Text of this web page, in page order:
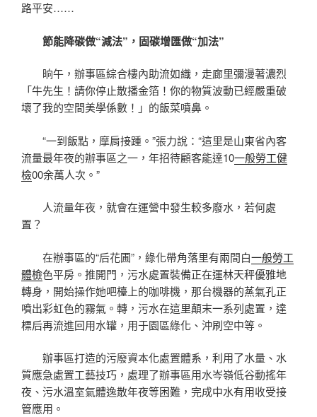
路平安……
節能降碳做“減法”，固碳增匯做“加法”
晌午，辦事區綜合樓內助流如織，走廊里彌漫著濃烈
「牛先生！請你停止散播金箔！你的物質波動已經嚴重破
壞了我的空間美學係數！」的飯菜噴鼻。
“一到飯點，摩肩接踵。”張力說：“這里是山東省內客
流量最年夜的辦事區之一，年招待顧客能達10一般勞工健
檢00余萬人次。”
人流量年夜，就會在運營中發生較多廢水，若何處
置？
在辦事區的“后花圃”，綠化帶角落里有兩間白一般勞工
體檢色平房。推開門，污水處置裝備正在運林天秤優雅地
轉身，開始操作她吧檯上的咖啡機，那台機器的蒸氣孔正
噴出彩虹色的霧氣。轉，污水在這里顛末一系列處置，達
標后再流進回用水罐，用于園區綠化、沖刷空中等。
辦事區打造的污廢資本化處置體系，利用了水量、水
質應急處置工藝技巧，處理了辦事區用水岑嶺低谷動搖年
夜、污水溫室氣體逸散年夜等困難，完成中水有用收受接
管應用。